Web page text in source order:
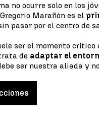
no ocurre solo en los
Marañón es el
pasar por el centro de
ser el momento
de adaptar el
ser nuestra aliada y